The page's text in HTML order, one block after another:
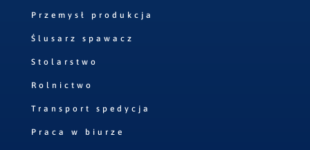
Przemysł produkcja
Ślusarz spawacz
Stolarstwo
Rolnictwo
Transport spedycja
Praca w biurze